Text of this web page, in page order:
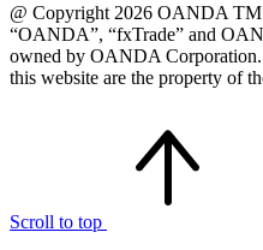
@ Copyright 2026 OANDA
“OANDA”, “fxTrade” and
owned by OANDA Corporation.
this website are the property of
Scroll to top